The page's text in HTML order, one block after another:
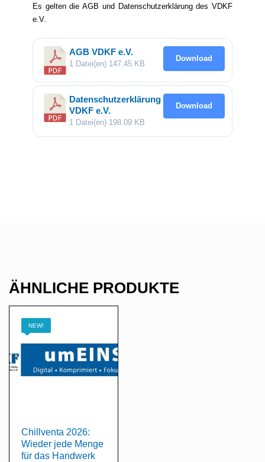
Es gelten die AGB und Datenschutzerklärung des VDKF
e.V.
AGB VDKF e.V.
1 Datei(en) 147.45 KB
Download
Datenschutzerklärung
VDKF e.V.
1 Datei(en) 198.09 KB
Download
ÄHNLICHE PRODUKTE
NEW!
Chillventa 2026:
Wieder jede Menge
für das Handwerk